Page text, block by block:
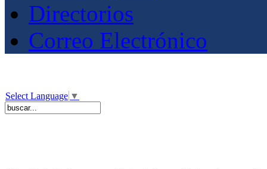
Directorios
Correo Electrónico
Select Language ▼